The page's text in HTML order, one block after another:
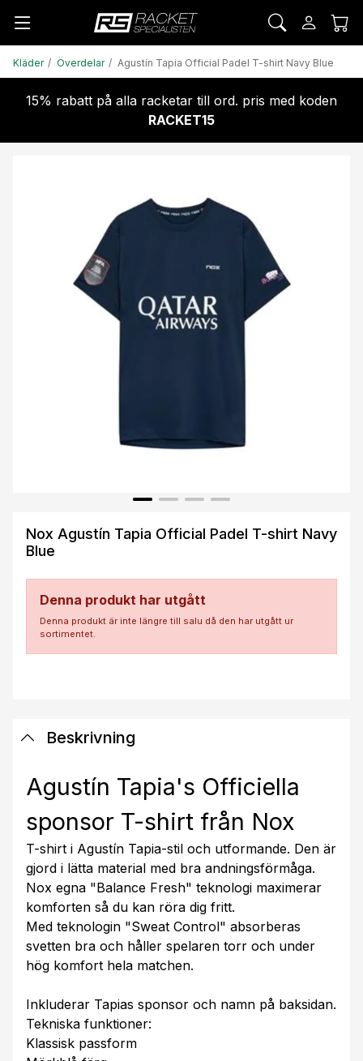
Kläder Överdelar Agustín Tapia Official Padel T-shirt Navy Blue
15% rabatt på alla racketar till ord. pris med koden
RACKET15
Nox Agustín Tapia Official Padel T-shirt Navy
Blue
Denna produkt har utgått
Denna produkt är inte längre till salu då den har utgått ur
sortimentet.
Beskrivning
Agustín Tapia's Officiella
sponsor T-shirt från Nox
T-shirt i Agustín Tapia-stil och utformande. Den är
gjord i lätta material med bra andningsförmåga.
Nox egna "Balance Fresh" teknologi maximerar
komforten så du kan röra dig fritt.
Med teknologin "Sweat Control" absorberas
svetten bra och håller spelaren torr och under
hög komfort hela matchen.
Inkluderar Tapias sponsor och namn på baksidan.
Tekniska funktioner:
Klassisk passform